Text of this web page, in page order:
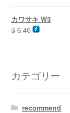
カワサキ W3
$6.46
カテゴリー
recommend